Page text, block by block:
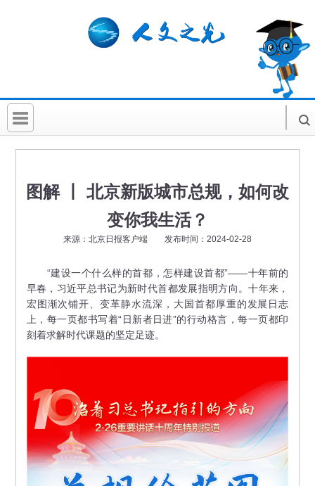
首 页
科普活动
图解 丨 北京新版城市总规，如何改
变你我生活？
来源：北京日报客户端 发布时间：2024-02-28
“建设一个什么样的首都，怎样建设首都”——十年前的
早春，习近平总书记为新时代首都发展指明方向。十年来，
宏图渐次铺开、变革静水流深，大国首都厚重的发展日志
上，每一页都书写着“日新者日进”的行动格言，每一页都印
刻着求解时代课题的坚定足迹。